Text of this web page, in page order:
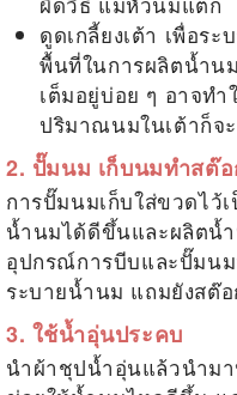
ดูดเกลี้ยงเต้า เพื่อร
พื้นที่ในการผลิตน้ำน
เต็มอยู่บ่อย ๆ อาจท
ปริมาณนมในเต้าก็จ
2. ปั๊มนม เก็บนมทำสต๊
การปั๊มนมเก็บใส่ขวดไว้
น้ำนมได้ดีขึ้นและผลิตน้
อุปกรณ์การบีบและปั๊มนม
ระบายน้ำนม แถมยังสต๊
3. ใช้น้ำอุ่นประคบ
นำผ้าชุปน้ำอุ่นแล้วนำม